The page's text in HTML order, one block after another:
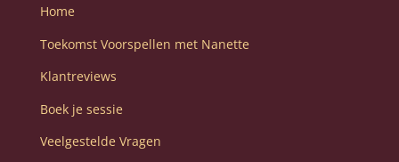
Home
Toekomst Voorspellen met Nanette
Klantreviews
Boek je sessie
Veelgestelde Vragen